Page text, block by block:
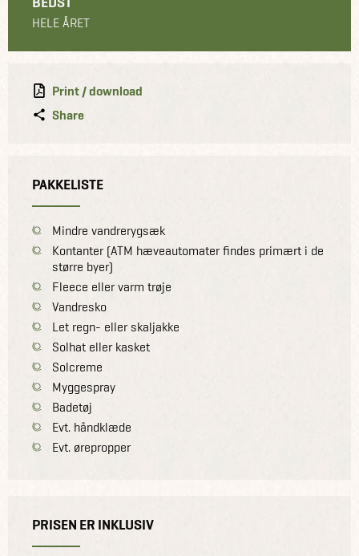
HELE ÅRET
Print / download
Share
PAKKELISTE
Mindre vandrerygsæk
Kontanter (ATM hæveautomater findes primært i de
større byer)
Fleece eller varm trøje
Vandresko
Let regn- eller skaljakke
Solhat eller kasket
Solcreme
Myggespray
Badetøj
Evt. håndklæde
Evt. ørepropper
PRISEN ER INKLUSIV